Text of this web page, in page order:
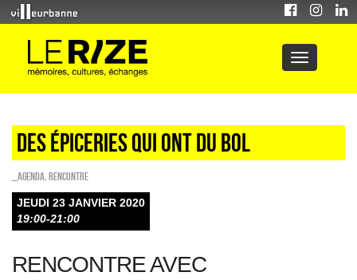
Des épiceries qui ont du bol
_Agenda Rencontre
JEUDI 23 JANVIER 2020
19:00-21:00
RENCONTRE AVEC